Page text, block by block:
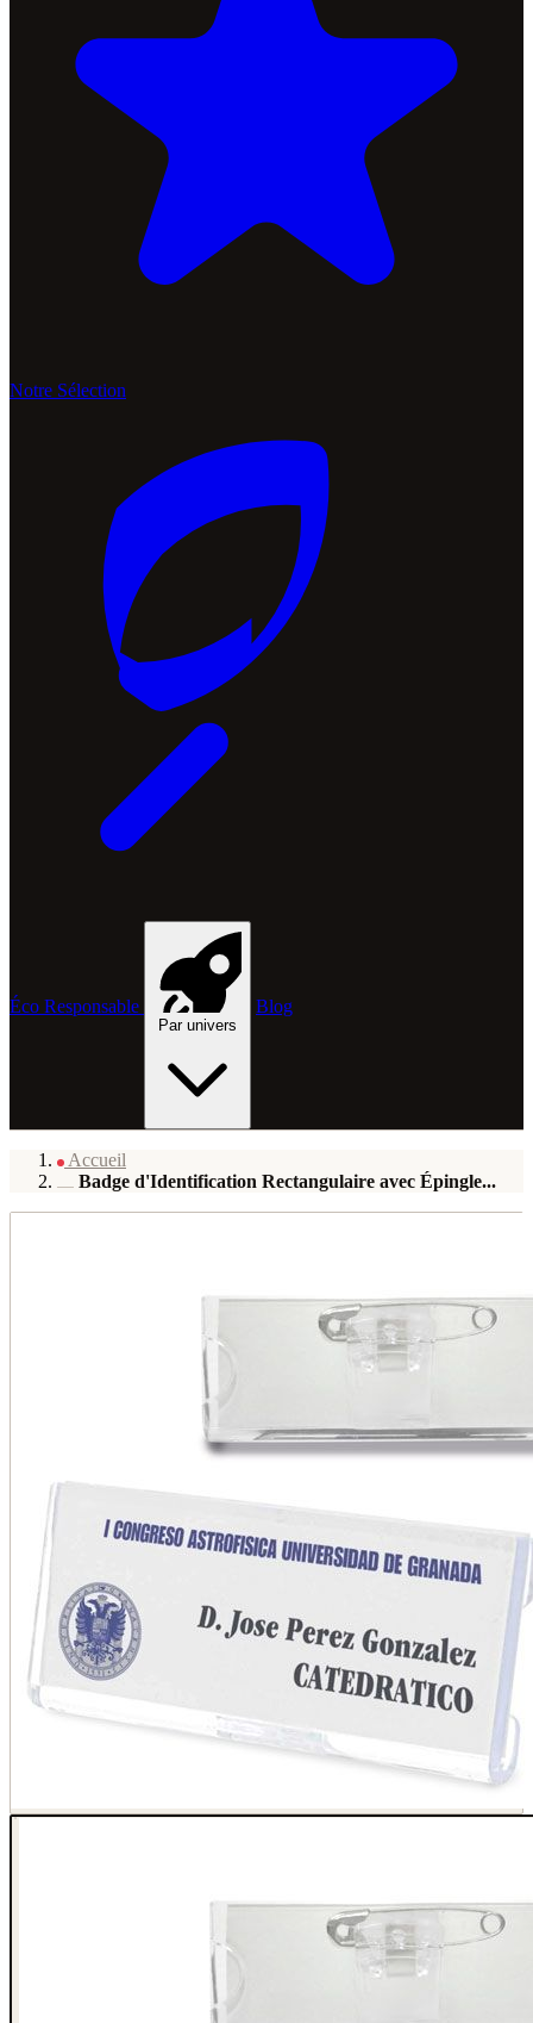
Notre Sélection
Éco Responsable
Par univers
Blog
Accueil
Badge d'Identification Rectangulaire avec Épingle...